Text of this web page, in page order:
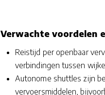
Verwachte voordelen
Reistijd per openbaar
verbindingen tussen
Autonome shuttles zijn
vervoersmiddelen,